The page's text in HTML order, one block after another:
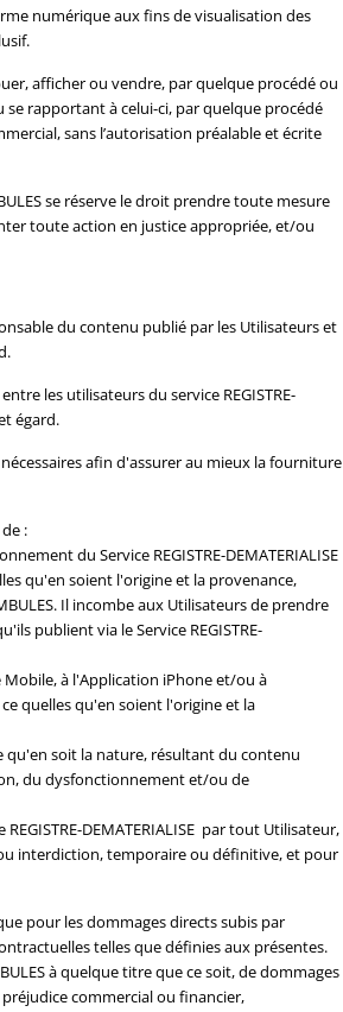
numérique aux fins de visualisation des
afficher ou vendre, par quelque procédé ou
rapportant à celui-ci, par quelque procédé
sans l’autorisation préalable et écrite
se réserve le droit prendre toute mesure
toute action en justice appropriée, et/ou
du contenu publié par les Utilisateurs et
les utilisateurs du service REGISTRE-
égard.
afin d'assurer au mieux la fourniture
:
du Service REGISTRE-DEMATERIALISE
qu'en soient l'origine et la provenance,
Il incombe aux Utilisateurs de prendre
publient via le Service REGISTRE-
à l'Application iPhone et/ou à
quelles qu'en soient l'origine et la
qu'en soit la nature, résultant du contenu
du dysfonctionnement et/ou de
DEMATERIALISE par tout Utilisateur,
interdiction, temporaire ou définitive, et pour
pour les dommages directs subis par
telles que définies aux présentes.
à quelque titre que ce soit, de dommages
commercial ou financier,